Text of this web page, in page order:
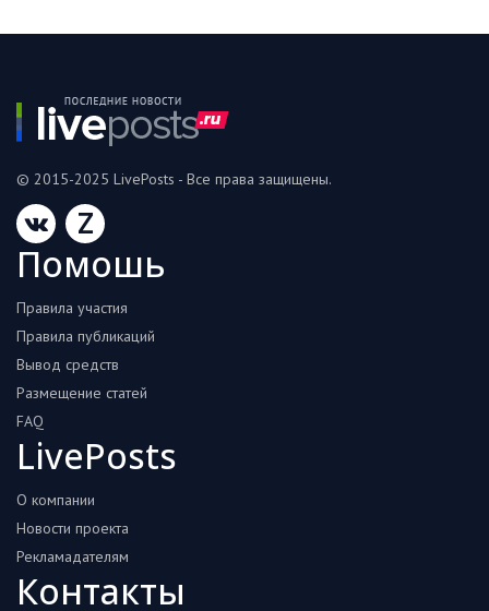
© 2015-2025 LivePosts - Все права защищены.
Z
Помошь
Правила участия
Правила публикаций
Вывод средств
Размещение статей
FAQ
LivePosts
О компании
Новости проекта
Рекламадателям
Контакты